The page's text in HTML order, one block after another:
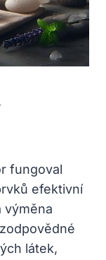
fungoval
efektivní
výměna
látek,